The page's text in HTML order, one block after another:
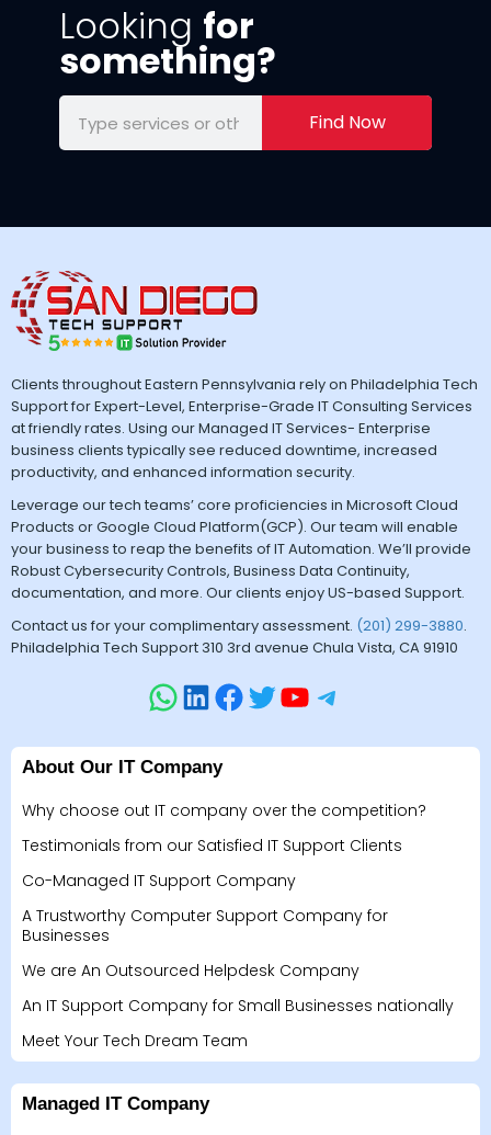
Looking for
something?
Find Now
Clients throughout Eastern Pennsylvania rely on Philadelphia Tech
Support for Expert-Level, Enterprise-Grade IT Consulting Services
at friendly rates. Using our Managed IT Services- Enterprise
business clients typically see reduced downtime, increased
productivity, and enhanced information security.
Leverage our tech teams’ core proficiencies in Microsoft Cloud
Products or Google Cloud Platform(GCP). Our team will enable
your business to reap the benefits of IT Automation. We’ll provide
Robust Cybersecurity Controls, Business Data Continuity,
documentation, and more. Our clients enjoy US-based Support.
Contact us for your complimentary assessment. (201) 299-3880.
Philadelphia Tech Support 310 3rd avenue Chula Vista, CA 91910
About Our IT Company
Why choose out IT company over the competition?
Testimonials from our Satisfied IT Support Clients
Co-Managed IT Support Company
A Trustworthy Computer Support Company for
Businesses
We are An Outsourced Helpdesk Company
An IT Support Company for Small Businesses nationally
Meet Your Tech Dream Team
Managed IT Company